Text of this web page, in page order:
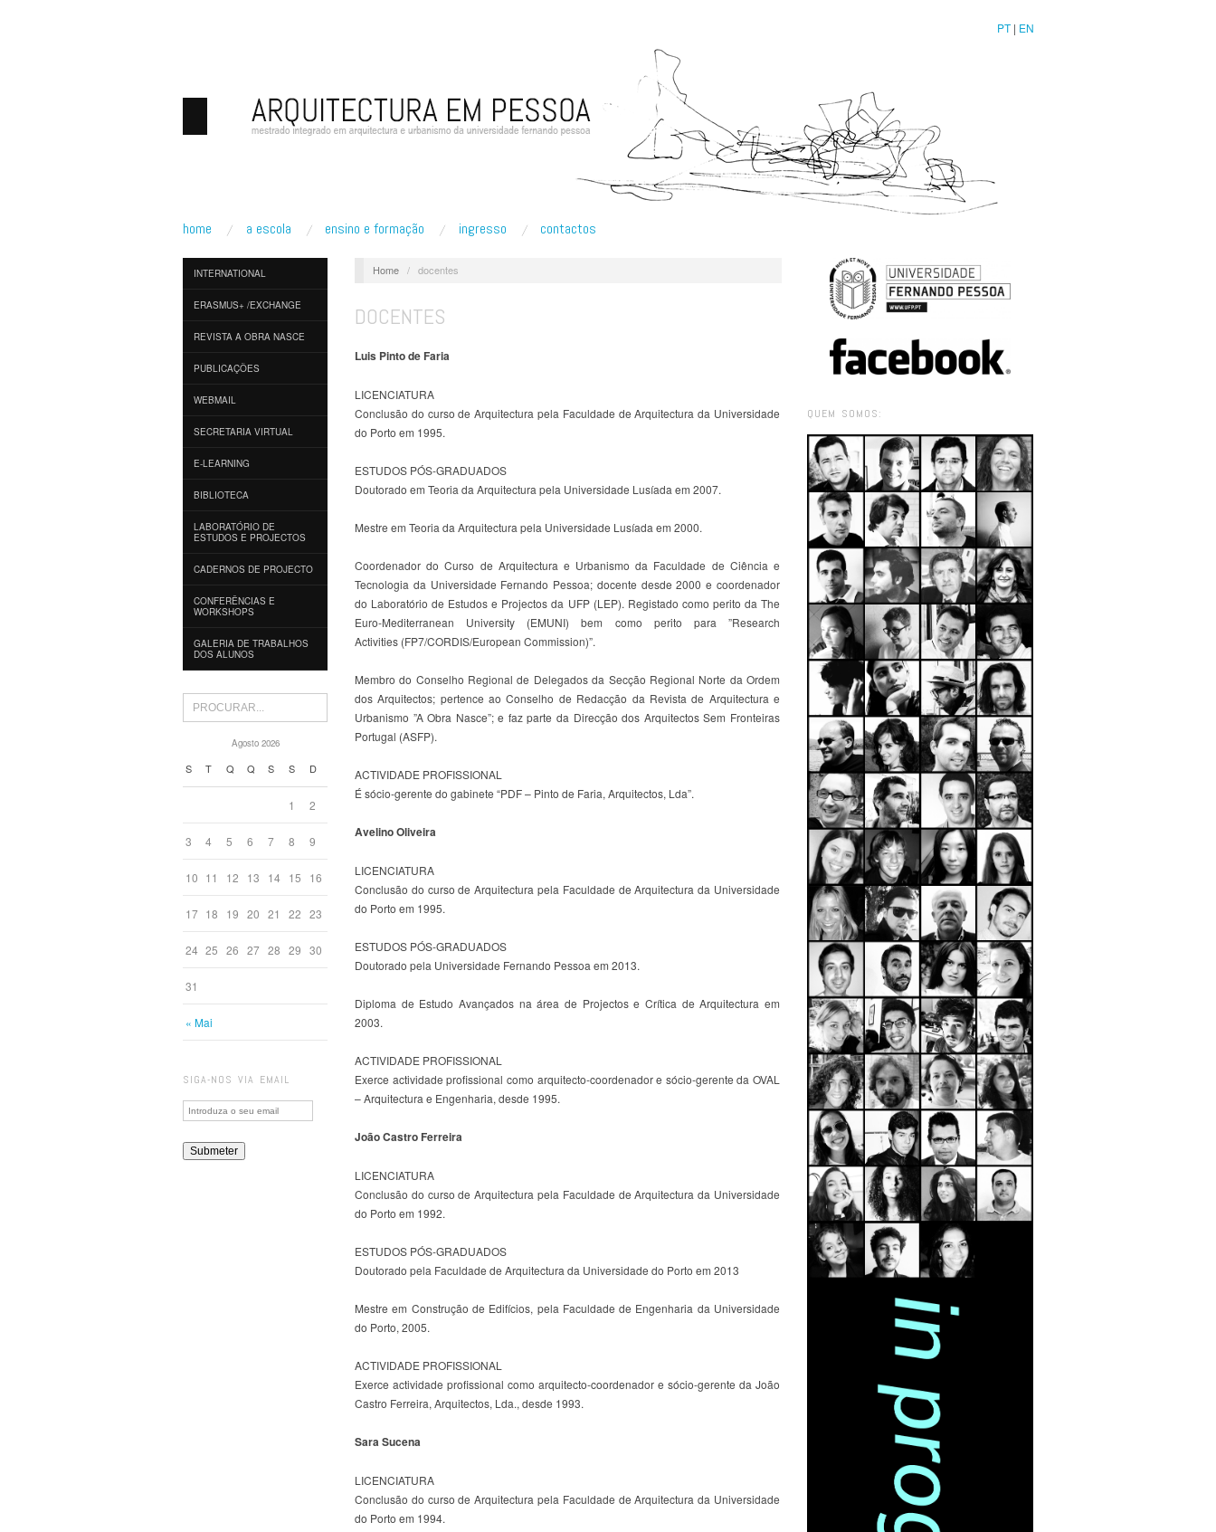
PT| EN
home a escola ensino e formação ingresso contactos
INTERNATIONAL
ERASMUS+ /EXCHANGE
REVISTA A OBRA NASCE
PUBLICAÇÕES
WEBMAIL
SECRETARIA VIRTUAL
E-LEARNING
BIBLIOTECA
LABORATÓRIO DE
ESTUDOS E PROJECTOS
CADERNOS DE PROJECTO
CONFERÊNCIAS E
WORKSHOPS
GALERIA DE TRABALHOS
DOS ALUNOS
Agosto 2026
S T Q Q S S D
« Mai
1 2
3 4 5 6 7 8 9
10 11 12 13 14 15 16
17 18 19 20 21 22 23
24 25 26 27 28 29 30
31
SIGA-NOS VIA EMAIL
Home / docentes
DOCENTES
Luis Pinto de Faria
LICENCIATURA
Conclusão do curso de Arquitectura pela Faculdade de Arquitectura da Universidade
do Porto em 1995.
ESTUDOS PÓS-GRADUADOS
Doutorado em Teoria da Arquitectura pela Universidade Lusíada em 2007.
Mestre em Teoria da Arquitectura pela Universidade Lusíada em 2000.
Coordenador do Curso de Arquitectura e Urbanismo da Faculdade de Ciência e
Tecnologia da Universidade Fernando Pessoa; docente desde 2000 e coordenador
do Laboratório de Estudos e Projectos da UFP (LEP). Registado como perito da The
Euro-Mediterranean University (EMUNI) bem como perito para ”Research
Activities (FP7/CORDIS/European Commission)”.
Membro do Conselho Regional de Delegados da Secção Regional Norte da Ordem
dos Arquitectos; pertence ao Conselho de Redacção da Revista de Arquitectura e
Urbanismo ”A Obra Nasce”; e faz parte da Direcção dos Arquitectos Sem Fronteiras
Portugal (ASFP).
ACTIVIDADE PROFISSIONAL
É sócio-gerente do gabinete “PDF – Pinto de Faria, Arquitectos, Lda”.
Avelino Oliveira
LICENCIATURA
Conclusão do curso de Arquitectura pela Faculdade de Arquitectura da Universidade
do Porto em 1995.
ESTUDOS PÓS-GRADUADOS
Doutorado pela Universidade Fernando Pessoa em 2013.
Diploma de Estudo Avançados na área de Projectos e Crítica de Arquitectura em
2003.
ACTIVIDADE PROFISSIONAL
Exerce actividade profissional como arquitecto-coordenador e sócio-gerente da OVAL
– Arquitectura e Engenharia, desde 1995.
João Castro Ferreira
LICENCIATURA
Conclusão do curso de Arquitectura pela Faculdade de Arquitectura da Universidade
do Porto em 1992.
ESTUDOS PÓS-GRADUADOS
Doutorado pela Faculdade de Arquitectura da Universidade do Porto em 2013
Mestre em Construção de Edifícios, pela Faculdade de Engenharia da Universidade
do Porto, 2005.
ACTIVIDADE PROFISSIONAL
Exerce actividade profissional como arquitecto-coordenador e sócio-gerente da João
Castro Ferreira, Arquitectos, Lda., desde 1993.
Sara Sucena
LICENCIATURA
Conclusão do curso de Arquitectura pela Faculdade de Arquitectura da Universidade
do Porto em 1994.
QUEM SOMOS: